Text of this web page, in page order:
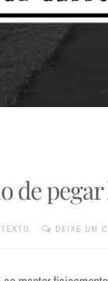
pegar
DEIXE UM